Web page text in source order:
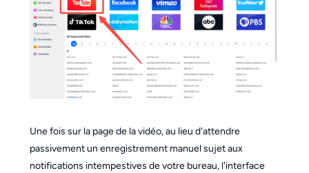
Une fois sur la page de la vidéo, au lieu d'attendre
passivement un enregistrement manuel sujet aux
notifications intempestives de votre bureau, l'interface